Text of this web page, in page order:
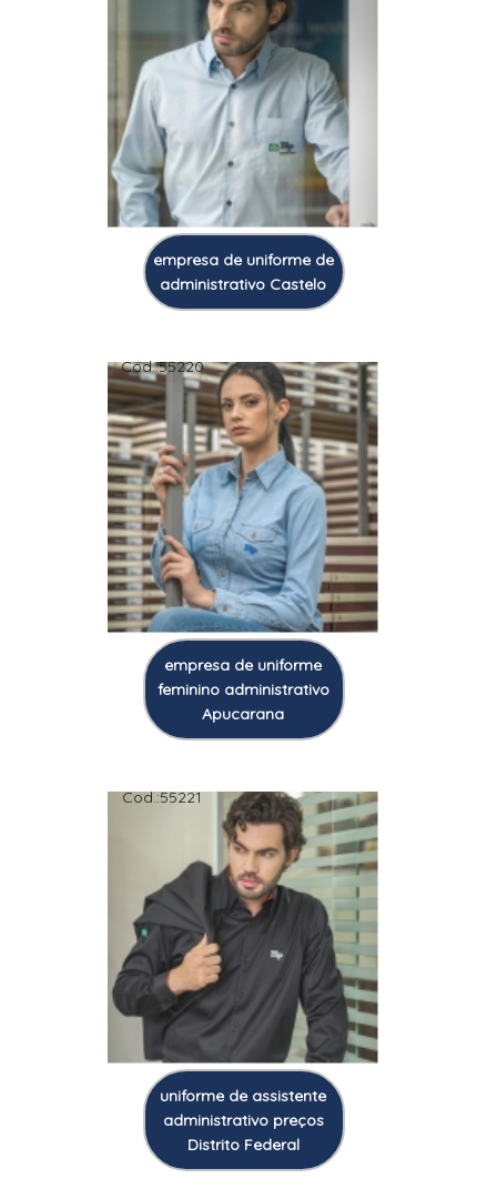
empresa de uniforme de
administrativo Castelo
Cod.:55220
empresa de uniforme
feminino administrativo
Apucarana
Cod.:55221
uniforme de assistente
administrativo preços
Distrito Federal